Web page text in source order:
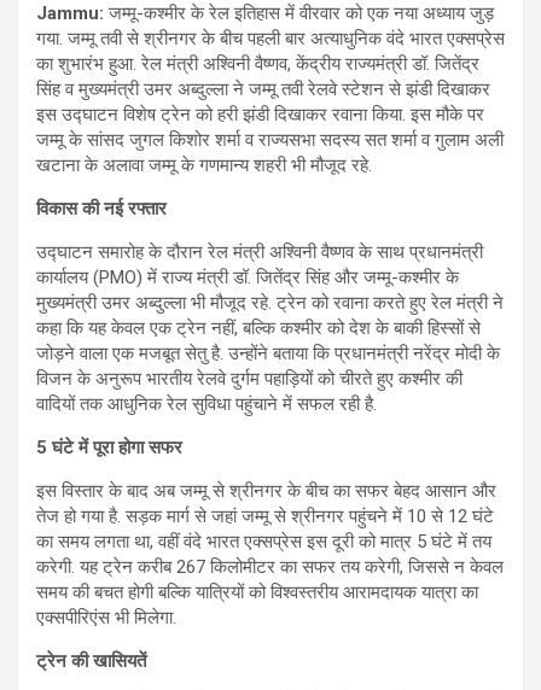
Jammu:जम्मू-कश्मीर के रेल इतिहास में वीरवार को एक नया अध्याय जुड़
गया. जम्मू तवी से श्रीनगर के बीच पहली बार अत्याधुनिक वंदे भारत एक्सप्रेस
का शुभारंभ हुआ. रेल मंत्री अश्विनी वैष्णव, केंद्रीय राज्यमंत्री डॉ. जितेंद्र
सिंह व मुख्यमंत्री उमर अब्दुल्ला ने जम्मू तवी रेलवे स्टेशन से झंडी दिखाकर
इस उद्घाटन विशेष ट्रेन को हरी झंडी दिखाकर रवाना किया. इस मौके पर
जम्मू के सांसद जुगल किशोर शर्मा व राज्यसभा सदस्य सत शर्मा व गुलाम अली
खटाना के अलावा जम्मू के गणमान्य शहरी भी मौजूद रहे.
विकास की नई रफ्तार
उद्घाटन समारोह के दौरान रेल मंत्री अश्विनी वैष्णव के साथ प्रधानमंत्री
कार्यालय (PMO) में राज्य मंत्री डॉ. जितेंद्र सिंह और जम्मू-कश्मीर के
मुख्यमंत्री उमर अब्दुल्ला भी मौजूद रहे. ट्रेन को रवाना करते हुए रेल मंत्री ने
कहा कि यह केवल एक ट्रेन नहीं, बल्कि कश्मीर को देश के बाकी हिस्सों से
जोड़ने वाला एक मजबूत सेतु है. उन्होंने बताया कि प्रधानमंत्री नरेंद्र मोदी के
विजन के अनुरूप भारतीय रेलवे दुर्गम पहाड़ियों को चीरते हुए कश्मीर की
वादियों तक आधुनिक रेल सुविधा पहुंचाने में सफल रही है.
5घंटे में पूरा होगा सफर
इस विस्तार के बाद अब जम्मू से श्रीनगर के बीच का सफर बेहद आसान और
तेज हो गया है. सड़क मार्ग से जहां जम्मू से श्रीनगर पहुंचने में 10 से 12 घंटे
का समय लगता था, वहीं वंदे भारत एक्सप्रेस इस दूरी को मात्र 5 घंटे में तय
करेगी. यह ट्रेन करीब 267 किलोमीटर का सफर तय करेगी, जिससे न केवल
समय की बचत होगी बल्कि यात्रियों को विश्वस्तरीय आरामदायक यात्रा का
एक्सपीरिएंस भी मिलेगा.
ट्रेन की खासियतें